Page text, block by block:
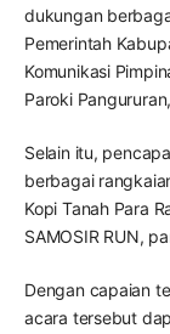
dukungan
Pemerintah
Komunikasi
Paroki
Selain itu,
berbagai
Kopi Tanah Para
SAMOSIR RUN,
Dengan capaian
acara tersebut